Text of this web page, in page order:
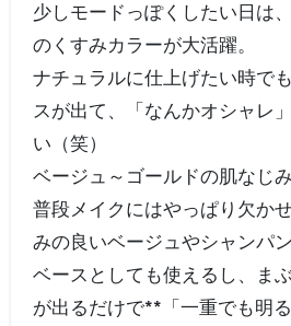
少しモードっぽくしたい日は
のくすみカラーが大活躍。
ナチュラルに仕上げたい時で
スが出て、「なんかオシャレ
い（笑）
ベージュ～ゴールドの肌なじ
普段メイクにはやっぱり欠か
みの良いベージュやシャンパ
ベースとしても使えるし、ま
が出るだけで**「一重でも明